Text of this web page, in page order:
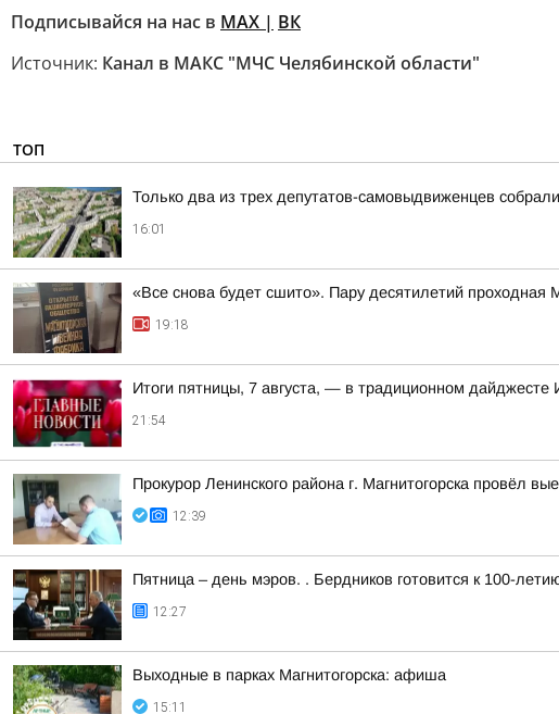
Подписывайся на нас в MAX | ВК
Источник: Канал в МАКС "МЧС Челябинской области"
ТОП
Только два из трех депутатов-самовыдвиженцев
16:01
«Все снова будет сшито». Пару десятилетий проходная
19:18
Итоги пятницы, 7 августа, — в традиционном дайджесте
21:54
Прокурор Ленинского района г. Магнитогорска провёл
12:39
Пятница – день мэров. . Бердников готовится к 100-
12:27
Выходные в парках Магнитогорска: афиша
15:11